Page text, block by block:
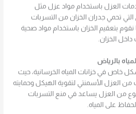
العزل باستخدام مواد عزل مثل
التي تحمي جدران الخزان من التسربات
بتعقيم الخزان باستخدام مواد صحية
داخل الخزان.
خاص في خزانات المياه الخرسانية، حيث
العزل الأسمنتي لتقوية الهيكل وحمايته
من العزل يساعد في منع التسربات
على المياه.